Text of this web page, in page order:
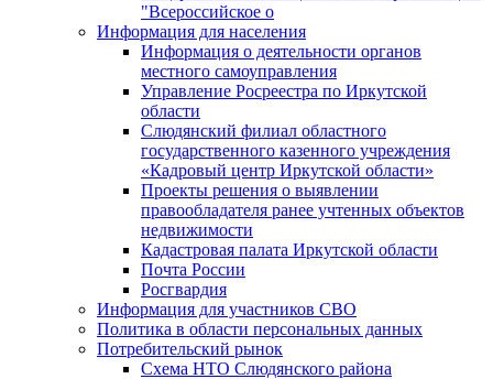
"Всероссийское о
Информация для населения
Информация о деятельности органов
местного самоуправления
Управление Росреестра по Иркутской
области
Слюдянский филиал областного
государственного казенного учреждения
«Кадровый центр Иркутской области»
Проекты решения о выявлении
правообладателя ранее учтенных объектов
недвижимости
Кадастровая палата Иркутской области
Почта России
Росгвардия
Информация для участников СВО
Политика в области персональных данных
Потребительский рынок
Схема НТО Слюдянского района